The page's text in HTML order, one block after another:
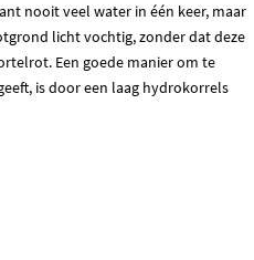
nooit veel water in één keer, maar
licht vochtig, zonder dat deze
Een goede manier om te
is door een laag hydrokorrels